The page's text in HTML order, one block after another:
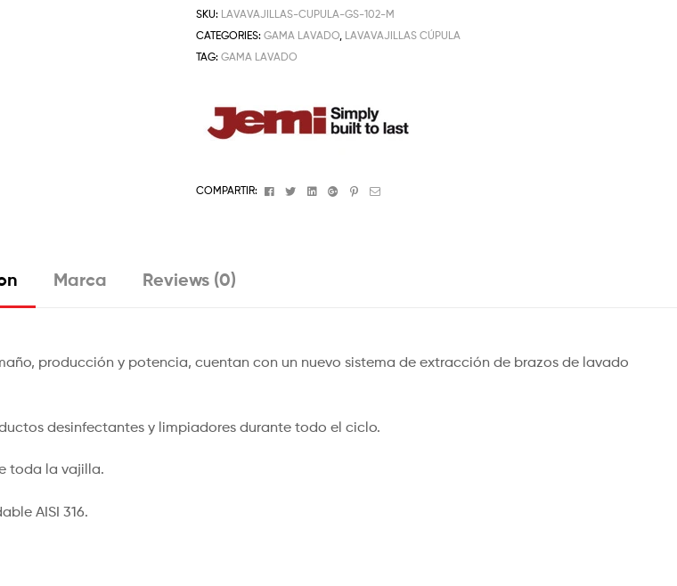
SKU: LAVAVAJILLAS-CUPULA-GS-102-M
CATEGORIES:GAMA LAVADO LAVAVAJILLAS CÚPULA
TAG:GAMA LAVADO
COMPARTIR: FacebookTwitterLinkedinGoogle+Pinterest
Email
Marca Reviews (0)
producción y potencia, cuentan con un nuevo sistema de extracción de brazos de lavado
desinfectantes y limpiadores durante todo el ciclo.
toda la vajilla.
AISI 316.